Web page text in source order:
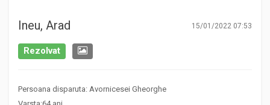
Ineu, Arad 15/01/2022 07:53
Rezolvat
Persoana disparuta: Avornicesei Gheorghe